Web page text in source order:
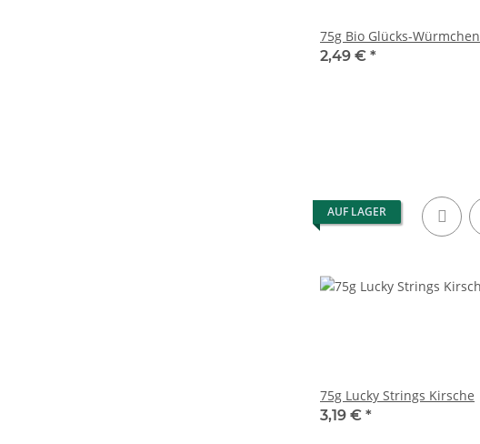
75g Bio Glücks-Würmchen
2,49 € *
AUF LAGER
75g Lucky Strings Kirsche
3,19 € *